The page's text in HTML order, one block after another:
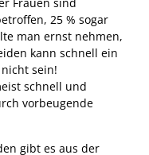
25 % sogar
man ernst nehmen,
kann schnell ein
sein!
schnell und
vorbeugende
gibt es aus der